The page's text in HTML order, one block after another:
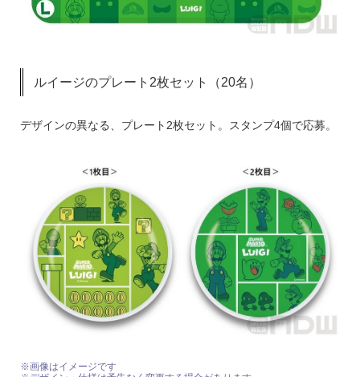
ルイージのプレート2枚セット（20名）
デザインの異なる、プレート2枚セット。スタンプ4個で応募。
※画像はイメージです